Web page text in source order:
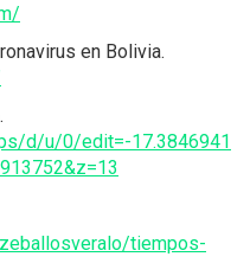
en Bolivia.
d/u/0/edit=-17.3846941
tiempos-